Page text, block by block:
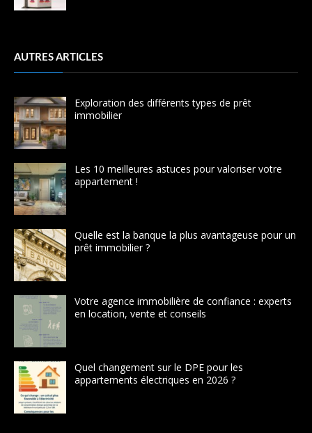
AUTRES ARTICLES
Exploration des différents types de prêt
immobilier
Les 10 meilleures astuces pour valoriser votre
appartement !
Quelle est la banque la plus avantageuse pour un
prêt immobilier ?
Votre agence immobilière de confiance : experts
en location, vente et conseils
Quel changement sur le DPE pour les
appartements électriques en 2026 ?